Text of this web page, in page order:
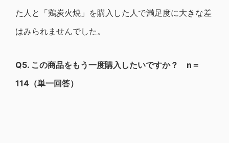
た人と「鶏炭火焼」を購入した人で満足度に大きな差
はみられませんでした。
Q5. この商品をもう一度購入したいですか？ n＝
114（単一回答）